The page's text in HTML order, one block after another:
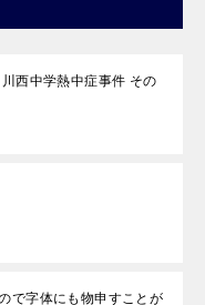
西中学熱中症事件 その
で字体にも物申すことが